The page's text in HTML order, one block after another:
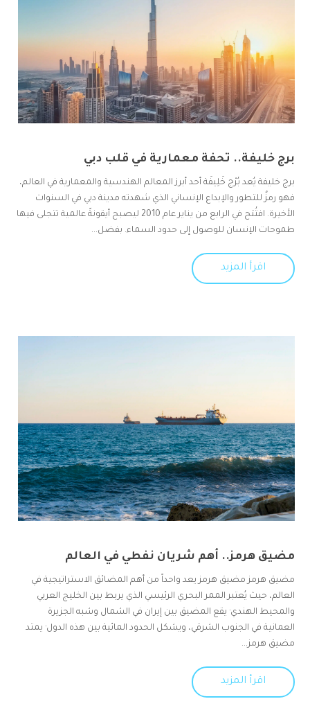
برج خليفة.. تحفة معمارية في قلب دبي
برج خليفة يُعد بُرْج خَلِيفَة أحد أبرز المعالم الهندسية والمعمارية في العالم،
فهو رمزٌ للتطور والإبداع الإنساني الذي شهدته مدينة دبي في السنوات
الأخيرة. افتُتح في الرابع من يناير عام 2010 ليصبح أيقونةً عالمية تتجلى فيها
طموحات الإنسان للوصول إلى حدود السماء. بفضل...
اقرأ المزيد
مضيق هرمز.. أهم شريان نفطي في العالم
مضيق هرمز مضيق هرمز يعد واحداً من أهم المضائق الاستراتيجية في
العالم، حيث يُعتبر الممر البحري الرئيسي الذي يربط بين الخليج العربي
والمحيط الهندي· يقع المضيق بين إيران في الشمال وشبه الجزيرة
العمانية في الجنوب الشرقي، ويشكل الحدود المائية بين هذه الدول· يمتد
مضيق هرمز...
اقرأ المزيد